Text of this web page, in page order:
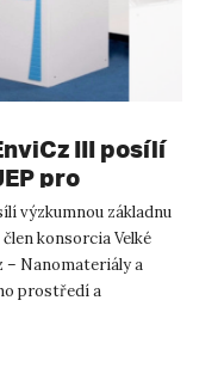
III posílí
pro
výzkumnou základnu
konsorcia Velké
Nanomateriály a
prostředí a